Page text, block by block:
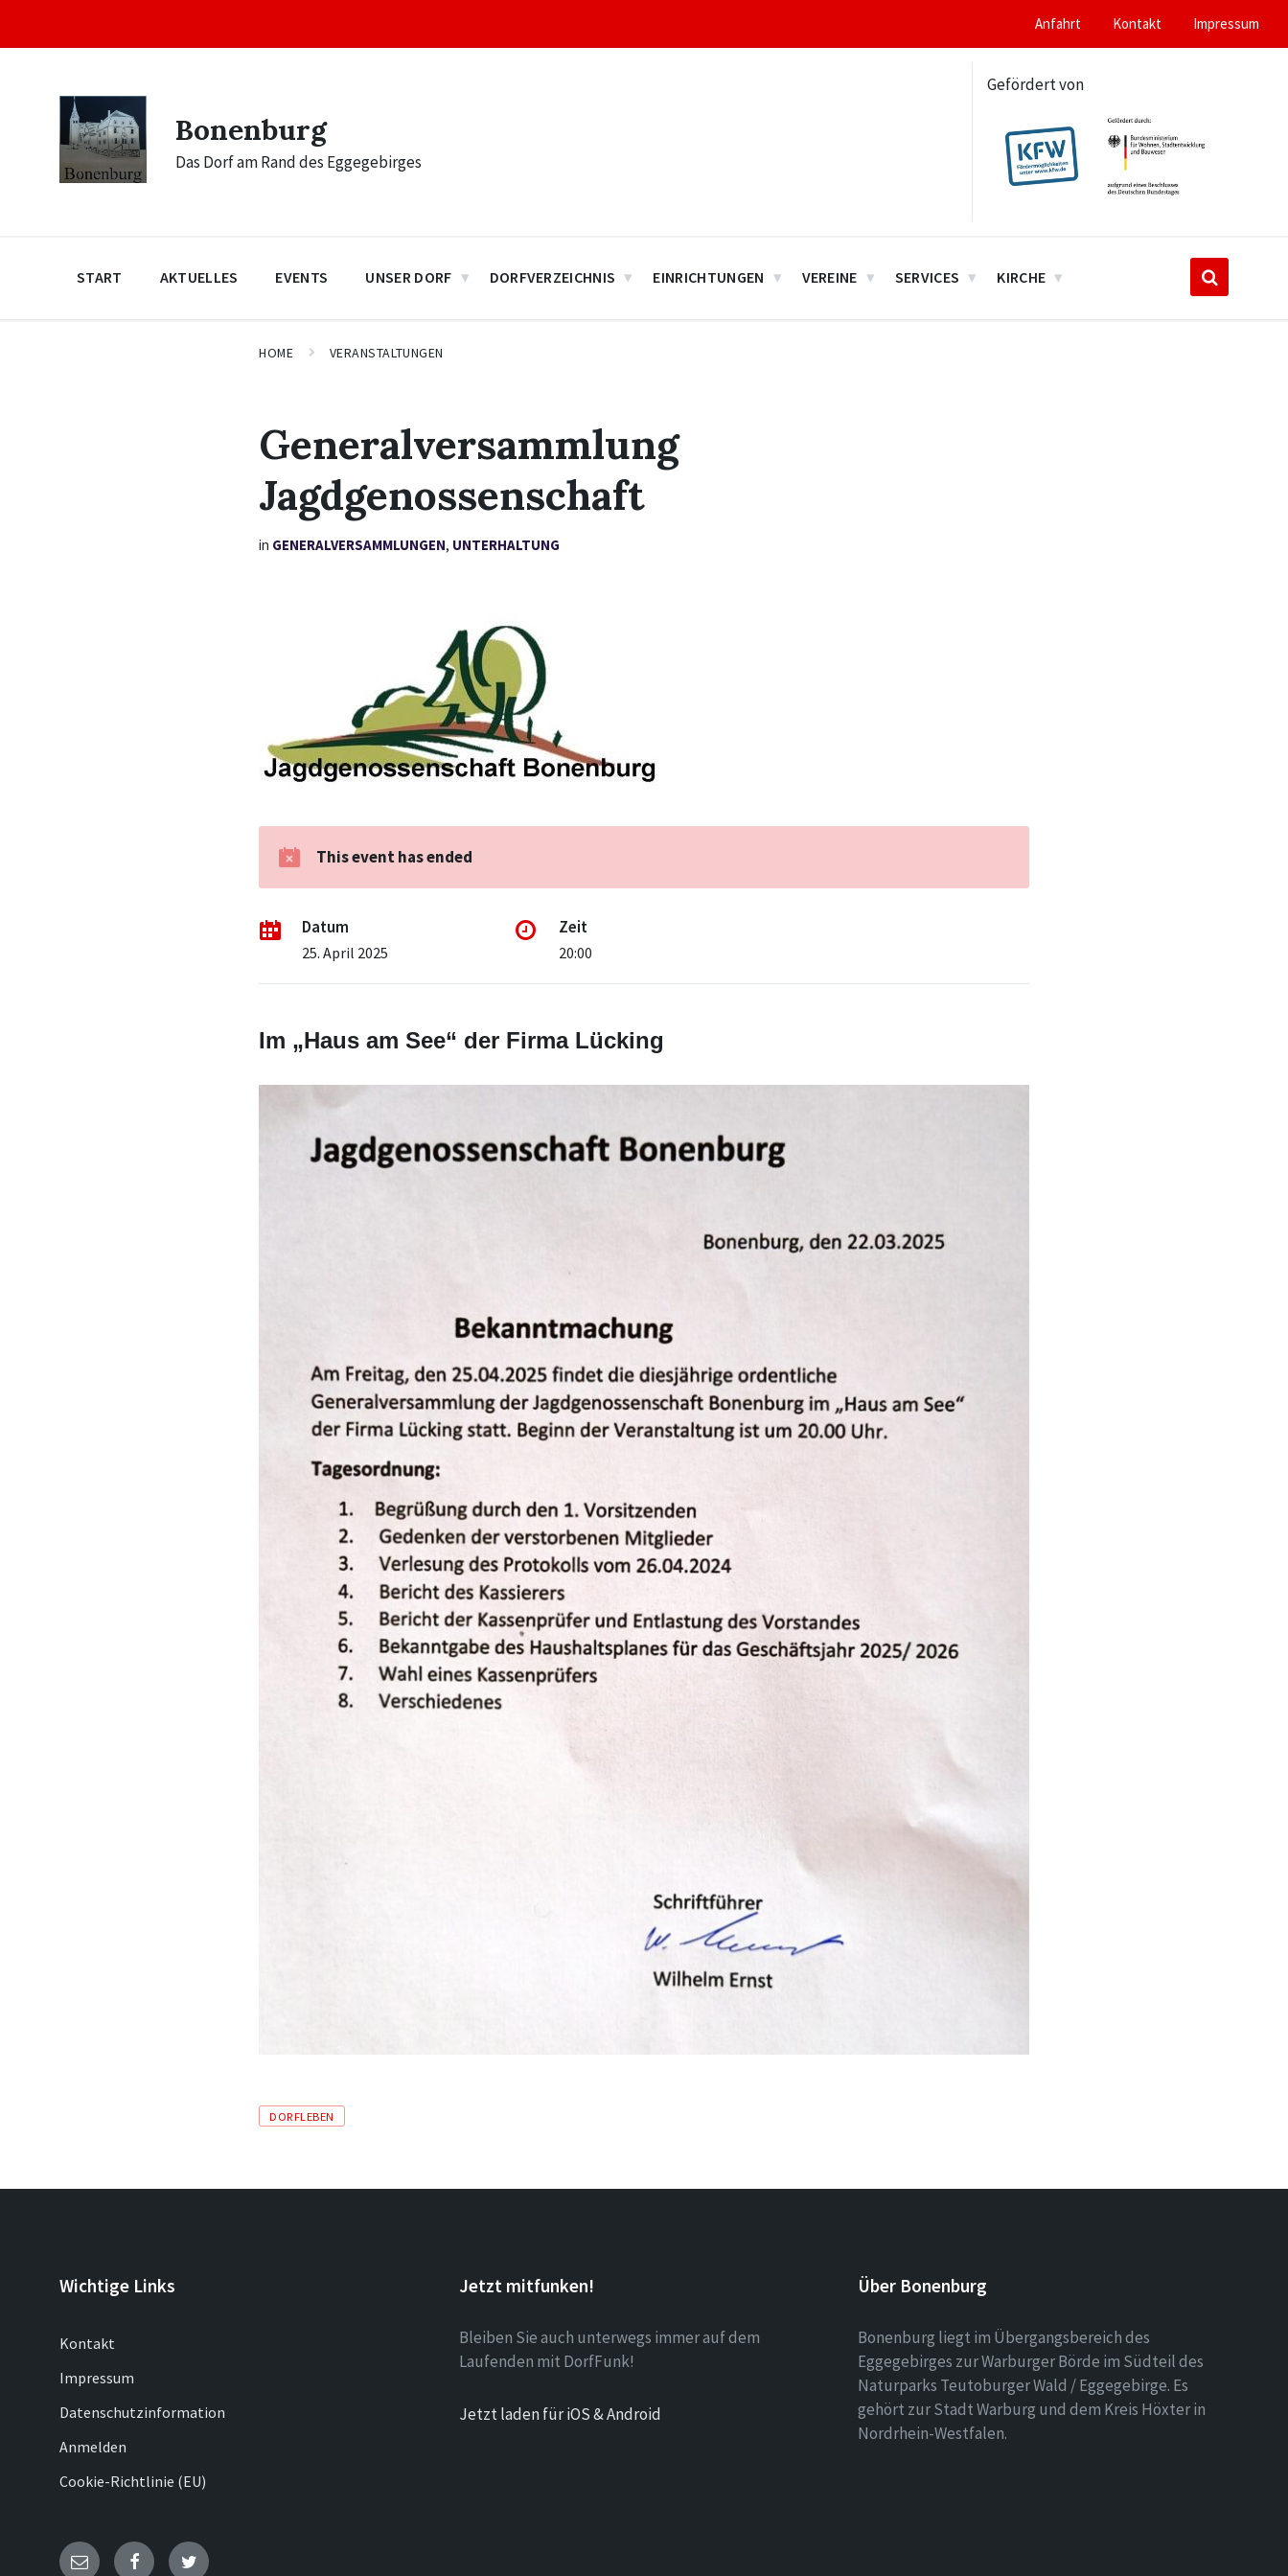
content
main
footer
Anfahrt Kontakt Impressum
Bonenburg
Das Dorf am Rand des Eggegebirges
Gefördert von
START AKTUELLES EVENTS UNSER DORF DORFVERZEICHNIS EINRICHTUNGEN VEREINE SERVICES KIRCHE
HOME VERANSTALTUNGEN
Generalversammlung
Jagdgenossenschaft
in GENERALVERSAMMLUNGEN, UNTERHALTUNG
This event has ended
Datum
25. April 2025
Zeit
20:00
Im „Haus am See“ der Firma Lücking
Tags
DORFLEBEN
Wichtige Links
Kontakt
Impressum
Datenschutzinformation
Anmelden
Cookie-Richtlinie (EU)
Jetzt mitfunken!
Bleiben Sie auch unterwegs immer auf dem
Laufenden mit DorfFunk!
Jetzt laden für iOS & Android
Über Bonenburg
Bonenburg liegt im Übergangsbereich des
Eggegebirges zur Warburger Börde im Südteil des
Naturparks Teutoburger Wald / Eggegebirge. Es
gehört zur Stadt Warburg und dem Kreis Höxter in
Nordrhein-Westfalen.
E- FacebookTwitter